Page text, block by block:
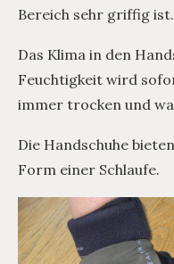
Bereich sehr griffig ist.
Das Klima in den
Feuchtigkeit wird
immer trocken und
Die Handschuhe
Form einer Schlaufe.